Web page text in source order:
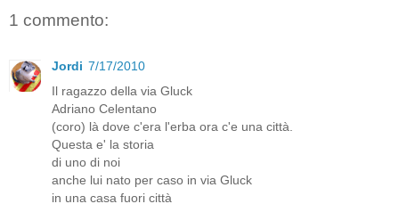
1 commento:
Jordi 7/17/2010
Il ragazzo della via Gluck
Adriano Celentano
(coro) là dove c'era l'erba ora c'e una città.
Questa e' la storia
di uno di noi
anche lui nato per caso in via Gluck
in una casa fuori città